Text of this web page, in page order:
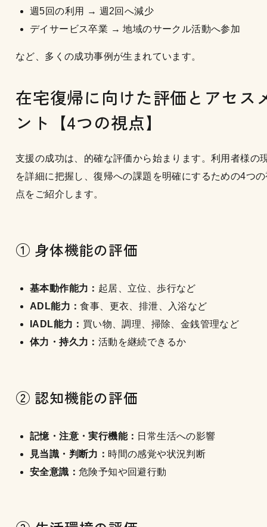
週5回の利用 → 週2回へ減少
デイサービス卒業 → 地域のサークル活動へ参加
など、多くの成功事例が生まれています。
在宅復帰に向けた評価とアセス
ント【4つの視点】
支援の成功は、的確な評価から始まります。利用者様の
を詳細に把握し、復帰への課題を明確にするための4つ
点をご紹介します。
① 身体機能の評価
基本動作能力： 起居、立位、歩行など
ADL能力：食事、更衣、排泄、入浴など
IADL能力： 買い物、調理、掃除、金銭管理など
体力・持久力： 活動を継続できるか
② 認知機能の評価
記憶・注意・実行機能： 日常生活への影響
見当識・判断力： 時間の感覚や状況判断
安全意識： 危険予知や回避行動